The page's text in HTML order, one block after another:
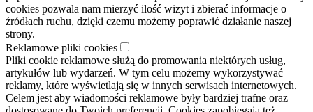
cookies pozwala nam mierzyć ilość wizyt i zbierać informacje o
źródłach ruchu, dzięki czemu możemy poprawić działanie naszej
strony.
Reklamowe pliki cookies
Pliki cookie reklamowe służą do promowania niektórych usług,
artykułów lub wydarzeń. W tym celu możemy wykorzystywać
reklamy, które wyświetlają się w innych serwisach internetowych.
Celem jest aby wiadomości reklamowe były bardziej trafne oraz